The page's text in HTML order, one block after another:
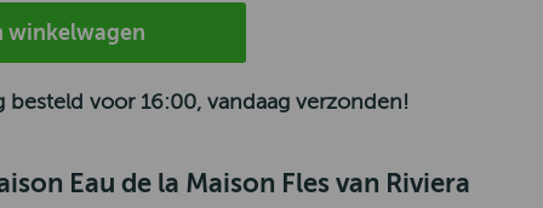
winkelwagen
besteld voor 16:00, vandaag verzonden!
Eau de la Maison Fles van Riviera